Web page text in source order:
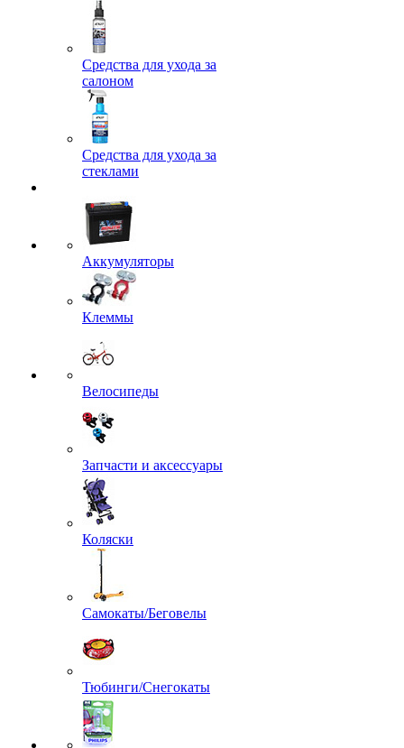
Средства для ухода за
салоном
Средства для ухода за
стеклами
Аккумуляторы
Клеммы
Велосипеды
Запчасти и аксессуары
Коляски
Самокаты/Беговелы
Тюбинги/Снегокаты